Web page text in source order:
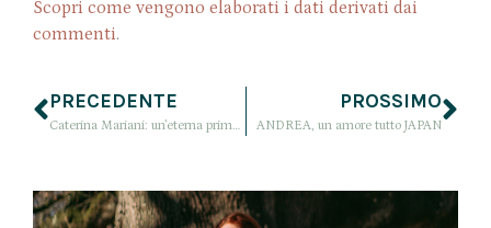
Scopri come vengono elaborati i dati derivati dai
commenti.
PRECEDENTE PROSSIMO
ANDREA, un amore tutto JAPAN